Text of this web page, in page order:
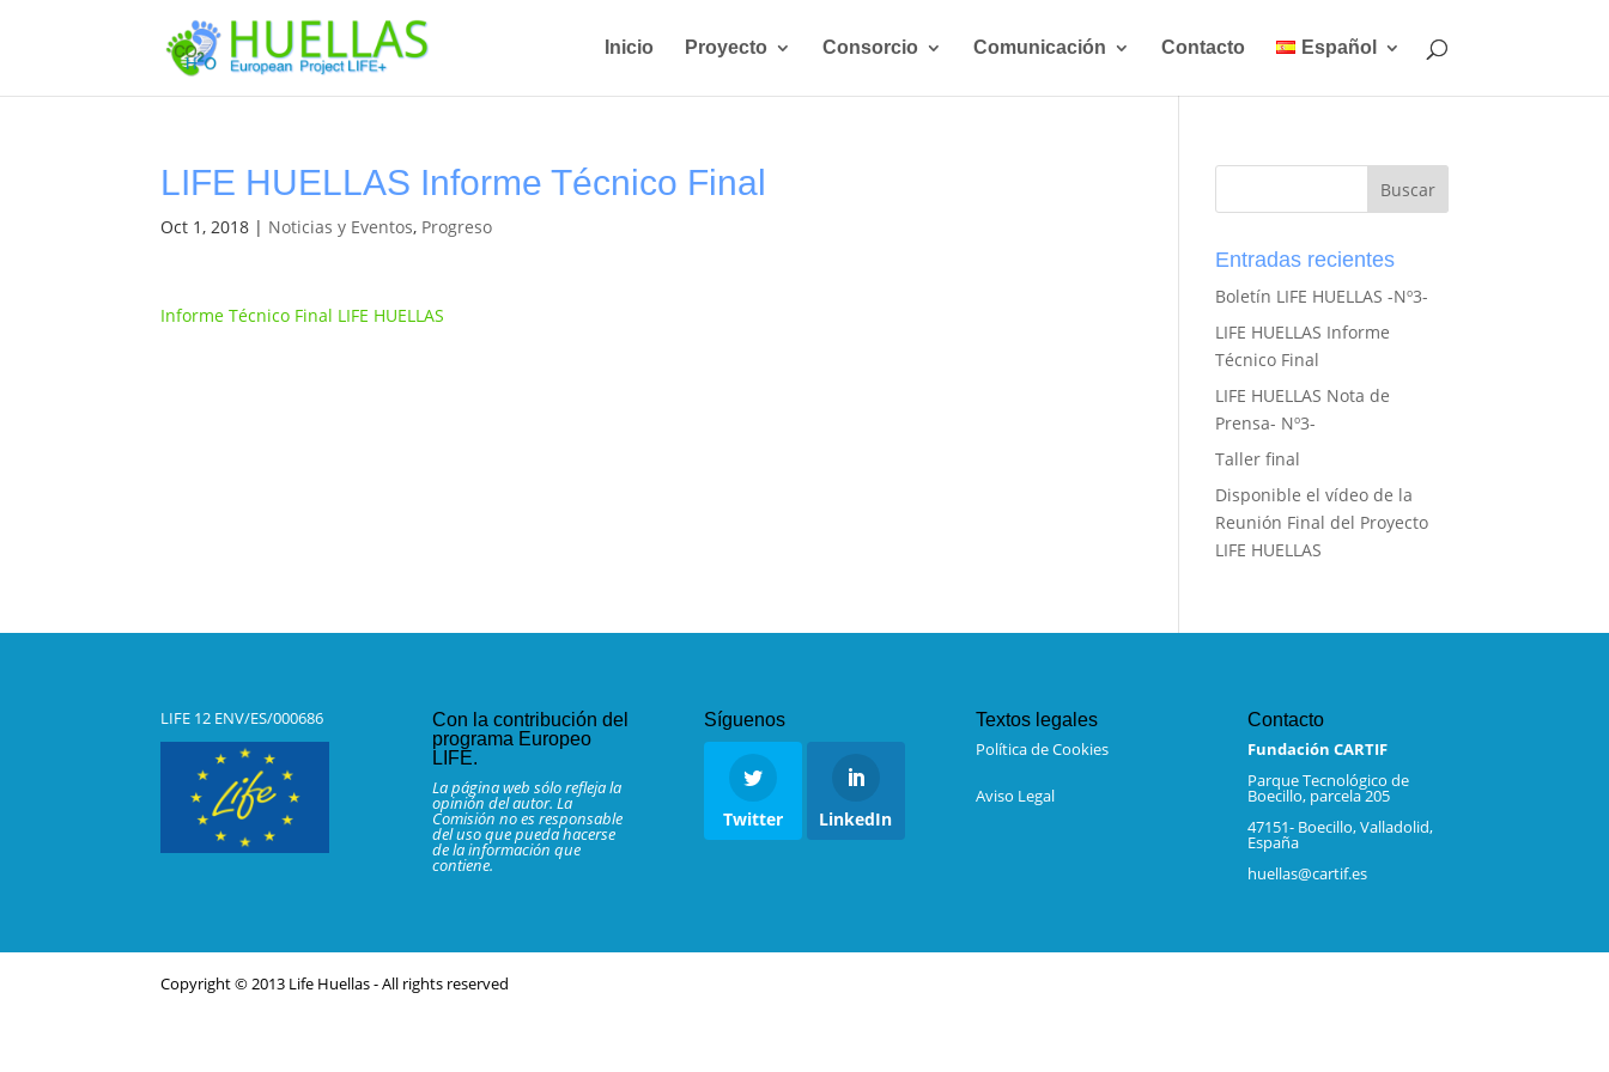
Inicio Proyecto Consorcio Comunicación Contacto Español
LIFE HUELLAS Informe Técnico Final
Oct 1, 2018 | Noticias y Eventos, Progreso
Informe Técnico Final LIFE HUELLAS
Entradas recientes
Boletín LIFE HUELLAS -Nº3-
LIFE HUELLAS Informe
Técnico Final
LIFE HUELLAS Nota de
Prensa- Nº3-
Taller final
Disponible el vídeo de la
Reunión Final del Proyecto
LIFE HUELLAS
LIFE 12 ENV/ES/000686
Con la contribución del
programa Europeo
LIFE.
La página web sólo refleja la
opinión del autor. La
Comisión no es responsable
del uso que pueda hacerse
de la información que
contiene.
Síguenos
Twitter LinkedIn
Textos legales
Política de Cookies
Aviso Legal
Contacto
Fundación CARTIF
Parque Tecnológico de
Boecillo, parcela 205
47151- Boecillo, Valladolid,
España
huellas@cartif.es
Copyright © 2013 Life Huellas - All rights reserved